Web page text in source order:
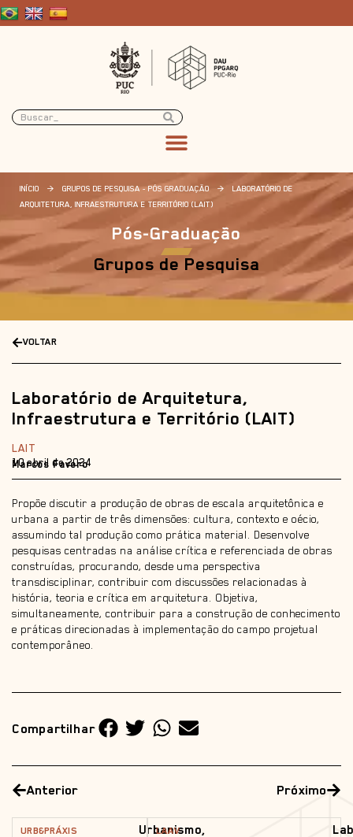
INÍCIO > GRUPOS DE PESQUISA - PÓS GRADUAÇÃO >
LABORATÓRIO DE
ARQUITETURA, INFRAESTRUTURA E TERRITÓRIO (LAIT)
Pós-Graduação
Grupos de Pesquisa
VOLTAR
Laboratório de Arquitetura,
Infraestrutura e Território (LAIT)
LAIT
10 abril de 2024
Marcos Favero
Propõe discutir a produção de obras de escala arquitetônica e
urbana a partir de três dimensões: cultura, contexto e oécio,
assumindo tal produção como prática material. Desenvolve
pesquisas centradas na análise crítica e referenciada de obras
construídas, procurando, desde uma perspectiva
transdisciplinar, contribuir com discussões relacionadas à
história, teoria e crítica em arquitetura. Objetiva,
simultaneamente, contribuir para a construção de conhecimento
e práticas direcionadas à implementação do campo projetual
contemporâneo.
Compartilhar
Anterior
URB&PRÁXIS
Urbanismo,
Próximo
LAAV